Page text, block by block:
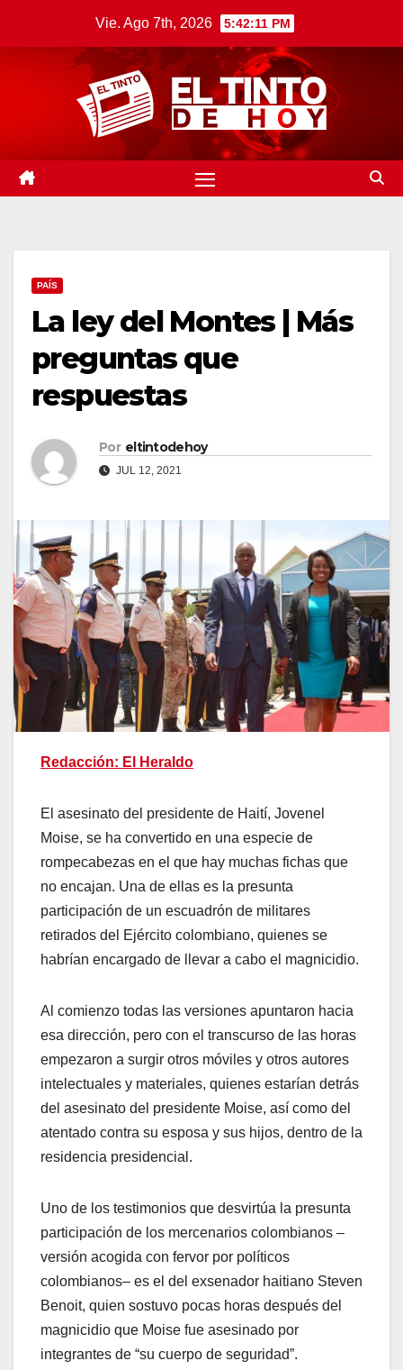
Vie. Ago 7th, 2026 5:42:13 PM
PAÍS
La ley del Montes | Más
preguntas que
respuestas
Por eltintodehoy
JUL 12, 2021
Redacción: El Heraldo
El asesinato del presidente de Haití, Jovenel
Moise, se ha convertido en una especie de
rompecabezas en el que hay muchas fichas que
no encajan. Una de ellas es la presunta
participación de un escuadrón de militares
retirados del Ejército colombiano, quienes se
habrían encargado de llevar a cabo el magnicidio.
Al comienzo todas las versiones apuntaron hacia
esa dirección, pero con el transcurso de las horas
empezaron a surgir otros móviles y otros autores
intelectuales y materiales, quienes estarían detrás
del asesinato del presidente Moise, así como del
atentado contra su esposa y sus hijos, dentro de la
residencia presidencial.
Uno de los testimonios que desvirtúa la presunta
participación de los mercenarios colombianos –
versión acogida con fervor por políticos
colombianos– es el del exsenador haitiano Steven
Benoit, quien sostuvo pocas horas después del
magnicidio que Moise fue asesinado por
integrantes de “su cuerpo de seguridad”.